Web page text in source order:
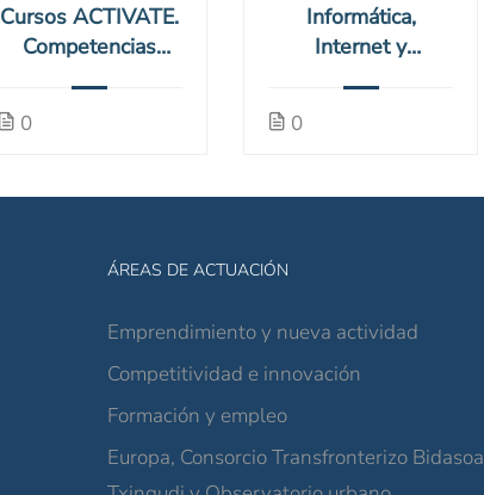
Cursos ACTIVATE.
Competencias
0
Informática,
Internet y
0
ÁREAS DE ACTUACIÓN
Emprendimiento y nueva actividad
Competitividad e innovación
Formación y empleo
Europa, Consorcio Transfronterizo Bidasoa